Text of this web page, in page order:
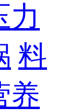
力
料
养